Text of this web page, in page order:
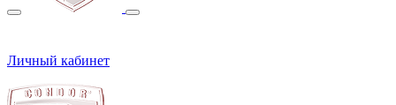
Личный кабинет